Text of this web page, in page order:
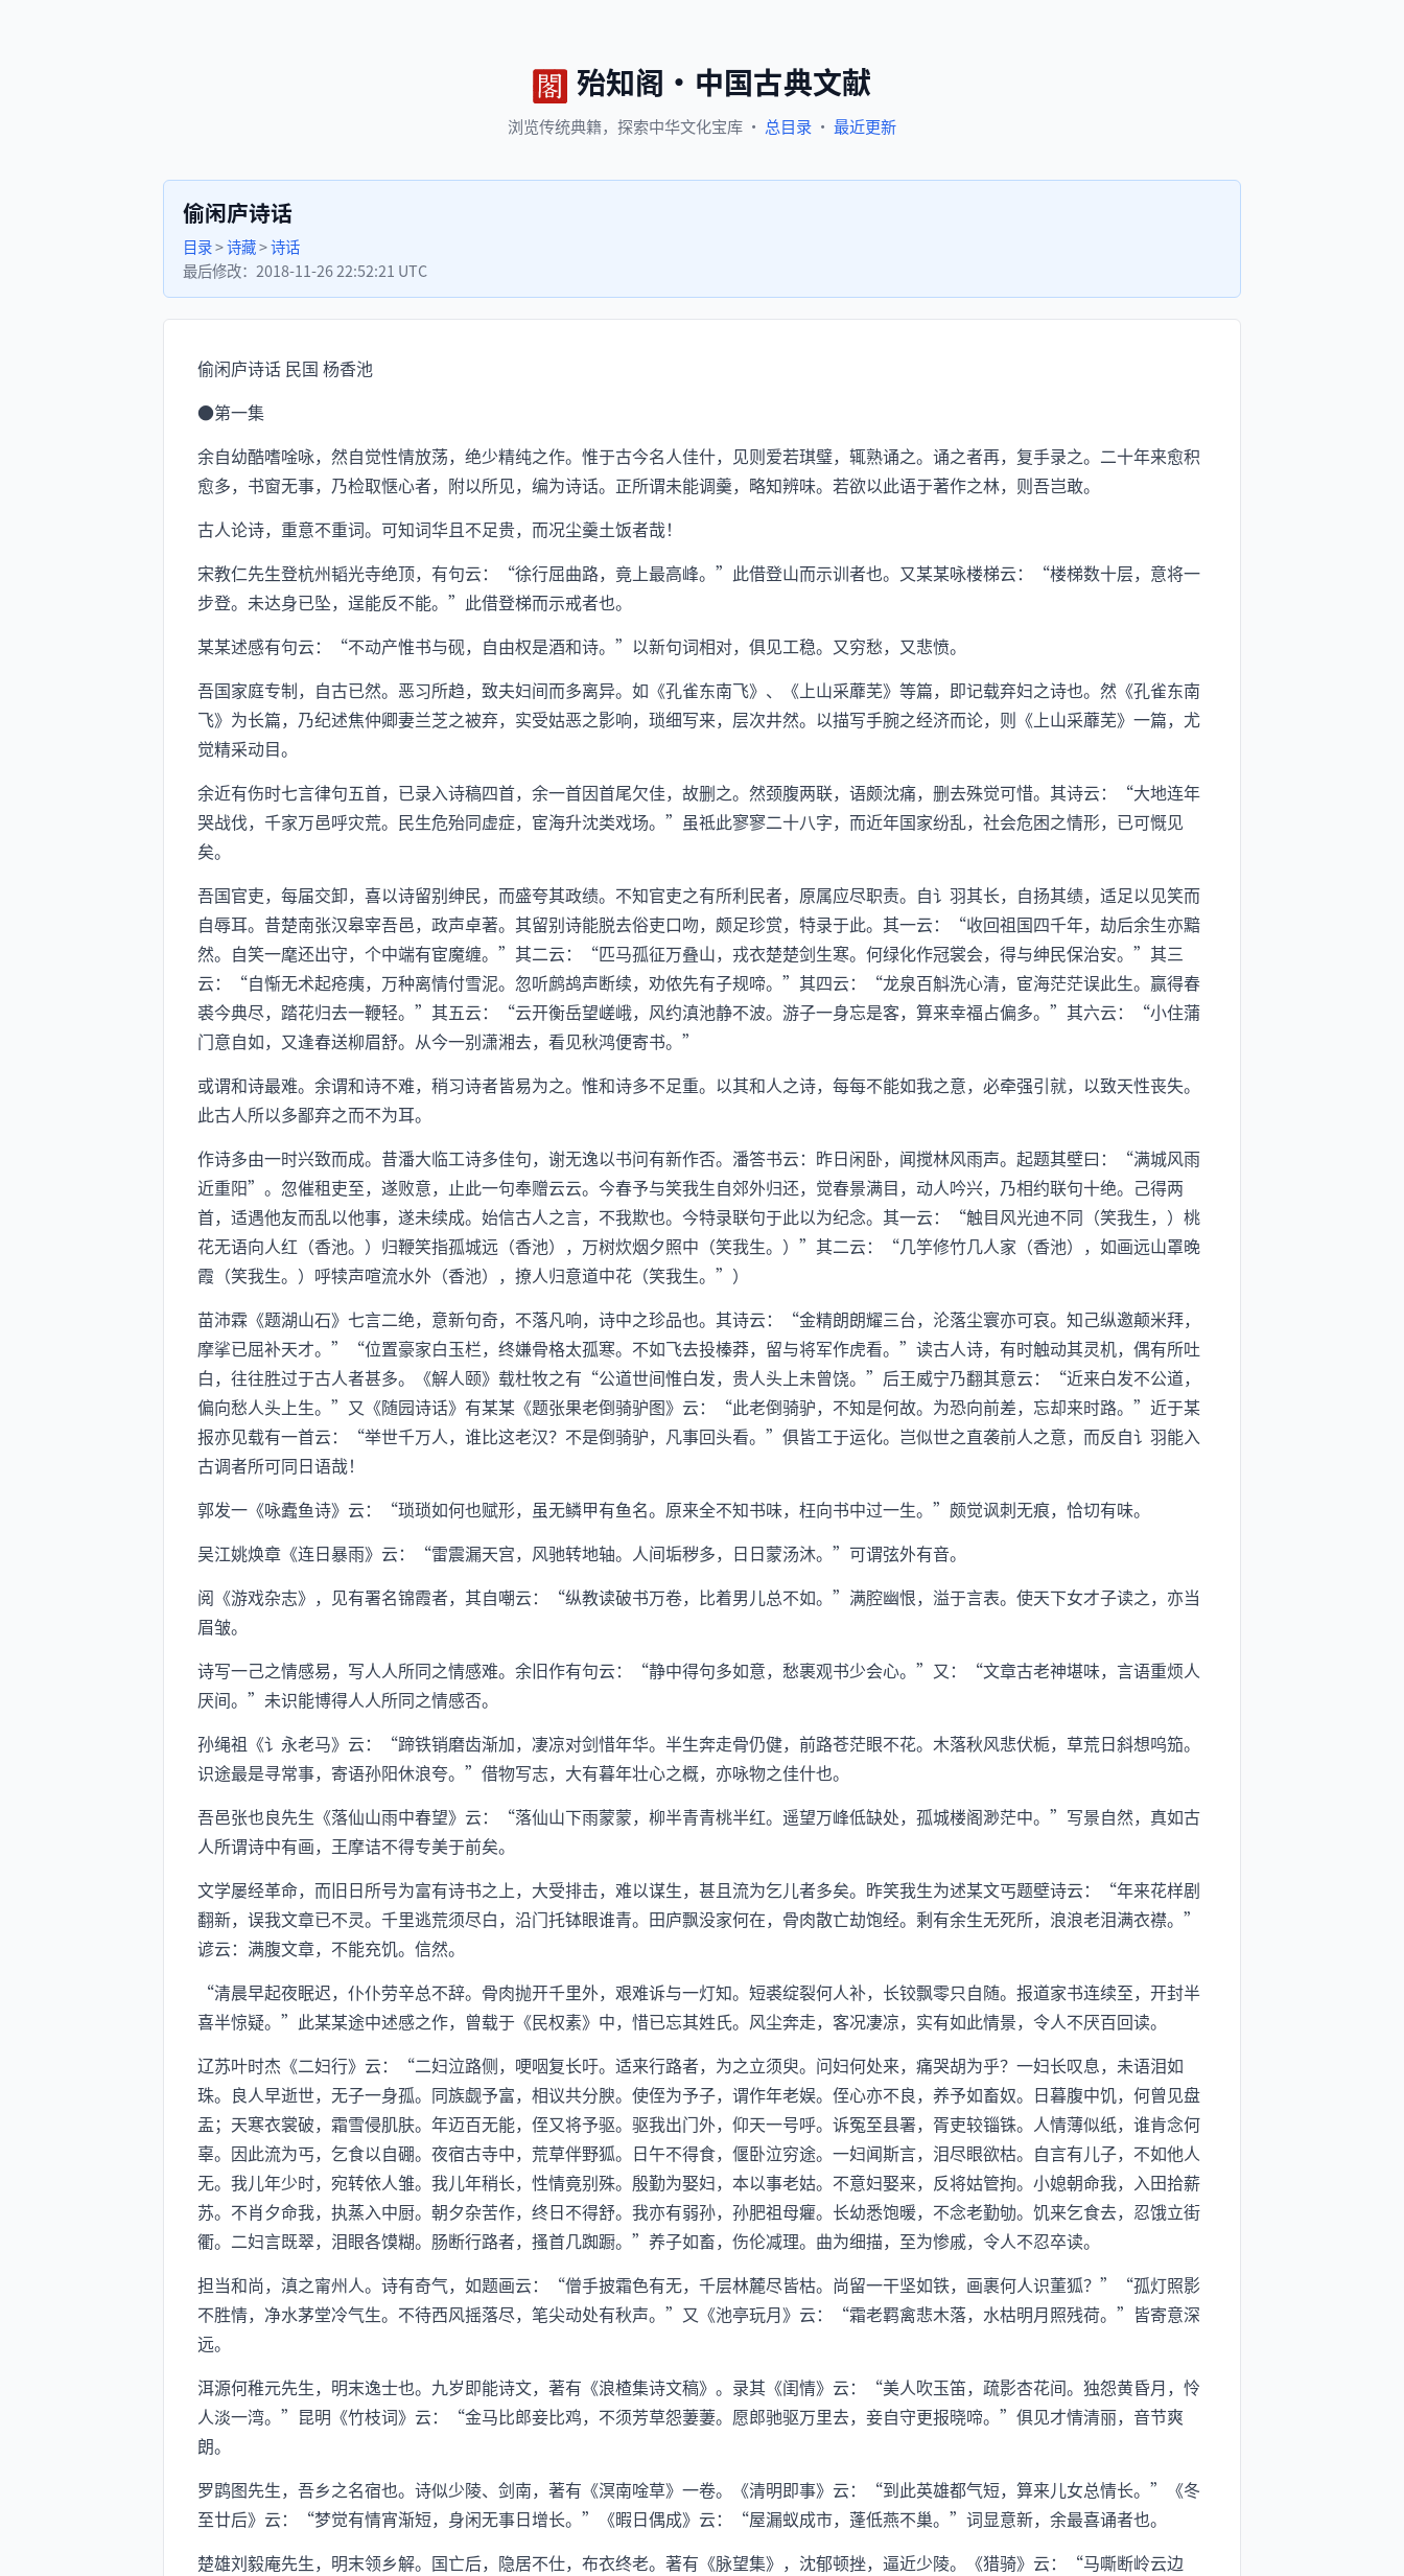
殆知阁 · 中国古典文献
浏览传统典籍， 探索中华文化宝库 · 总目录 · 最近更新
偷闲庐诗话
目录>诗藏>诗话
最后修改： 2018-11-26 22:52:21 UTC
偷闲庐诗话 民国 杨香池
●第一集
余自幼酷嗜唫咏，然自觉性情放荡，绝少精纯之作。惟于古今名人佳什，见则爱若琪璧，辄熟诵之。诵之者再，复手录之。二十年来愈积
愈多，书窗无事，乃检取惬心者，附以所见，编为诗话。正所谓未能调羹，略知辨味。若欲以此语于著作之林，则吾岂敢。
古人论诗，重意不重词。可知词华且不足贵，而况尘羹土饭者哉！
宋教仁先生登杭州韬光寺绝顶，有句云：“徐行屈曲路，竟上最高峰。”此借登山而示训者也。又某某咏楼梯云：“楼梯数十层，意将一
步登。未达身已坠，逞能反不能。”此借登梯而示戒者也。
某某述感有句云：“不动产惟书与砚，自由权是酒和诗。”以新句词相对，俱见工稳。又穷愁，又悲愤。
吾国家庭专制，自古已然。恶习所趋，致夫妇间而多离异。如《孔雀东南飞》、《上山采蘼芜》等篇，即记载弃妇之诗也。然《孔雀东南
飞》为长篇，乃纪述焦仲卿妻兰芝之被弃，实受姑恶之影响，琐细写来，层次井然。以描写手腕之经济而论，则《上山采蘼芜》一篇，尤
觉精采动目。
余近有伤时七言律句五首，已录入诗稿四首，余一首因首尾欠佳，故删之。然颈腹两联，语颇沈痛，删去殊觉可惜。其诗云：“大地连年
哭战伐，千家万邑呼灾荒。民生危殆同虚症，宦海升沈类戏场。”虽祗此寥寥二十八字，而近年国家纷乱，社会危困之情形，已可慨见
矣。
吾国官吏，每届交卸，喜以诗留别绅民，而盛夸其政绩。不知官吏之有所利民者，原属应尽职责。自讠羽其长，自扬其绩，适足以见笑而
自辱耳。昔楚南张汉皋宰吾邑，政声卓著。其留别诗能脱去俗吏口吻，颇足珍赏，特录于此。其一云：“收回祖国四千年，劫后余生亦黯
然。自笑一麾还出守，个中端有宦魔缠。”其二云：“匹马孤征万叠山，戎衣楚楚剑生寒。何绿化作冠裳会，得与绅民保治安。”其三
云：“自惭无术起疮痍，万种离情付雪泥。忽听鹧鸪声断续，劝侬先有子规啼。”其四云：“龙泉百斛洗心清，宦海茫茫误此生。赢得春
裘今典尽，踏花归去一鞭轻。”其五云：“云开衡岳望嵯峨，风约滇池静不波。游子一身忘是客，算来幸福占偏多。”其六云：“小住蒲
门意自如，又逢春送柳眉舒。从今一别潇湘去，看见秋鸿便寄书。”
或谓和诗最难。余谓和诗不难，稍习诗者皆易为之。惟和诗多不足重。以其和人之诗，每每不能如我之意，必牵强引就，以致天性丧失。
此古人所以多鄙弃之而不为耳。
作诗多由一时兴致而成。昔潘大临工诗多佳句，谢无逸以书问有新作否。潘答书云：昨日闲卧，闻搅林风雨声。起题其壁曰：“满城风雨
近重阳”。忽催租吏至，遂败意，止此一句奉赠云云。今春予与笑我生自郊外归还，觉春景满目，动人吟兴，乃相约联句十绝。己得两
首，适遇他友而乱以他事，遂未续成。始信古人之言，不我欺也。今特录联句于此以为纪念。其一云：“触目风光迪不同（笑我生，）桃
花无语向人红（香池。）归鞭笑指孤城远（香池），万树炊烟夕照中（笑我生。）”其二云：“几竽修竹几人家（香池），如画远山罩晚
霞（笑我生。）呼犊声喧流水外（香池），撩人归意道中花（笑我生。”）
苗沛霖《题湖山石》七言二绝，意新句奇，不落凡响，诗中之珍品也。其诗云：“金精朗朗耀三台，沦落尘寰亦可哀。知己纵邀颠米拜，
摩挲已屈补天才。”“位置豪家白玉栏，终嫌骨格太孤寒。不如飞去投榛莽，留与将军作虎看。”读古人诗，有时触动其灵机，偶有所吐
白，往往胜过于古人者甚多。《解人颐》载杜牧之有“公道世间惟白发，贵人头上未曾饶。”后王威宁乃翻其意云：“近来白发不公道，
偏向愁人头上生。”又《随园诗话》有某某《题张果老倒骑驴图》云：“此老倒骑驴，不知是何故。为恐向前差，忘却来时路。”近于某
报亦见载有一首云：“举世千万人，谁比这老汉？不是倒骑驴，凡事回头看。”俱皆工于运化。岂似世之直袭前人之意，而反自讠羽能入
古调者所可同日语哉！
郭发一《咏蠹鱼诗》云：“琐琐如何也赋形，虽无鳞甲有鱼名。原来全不知书味，枉向书中过一生。”颇觉讽刺无痕，恰切有味。
吴江姚焕章《连日暴雨》云：“雷震漏天宫，风驰转地轴。人间垢秽多，日日蒙汤沐。”可谓弦外有音。
阅《游戏杂志》，见有署名锦霞者，其自嘲云：“纵教读破书万卷，比着男儿总不如。”满腔幽恨，溢于言表。使天下女才子读之，亦当
眉皱。
诗写一己之情感易，写人人所同之情感难。余旧作有句云：“静中得句多如意，愁裹观书少会心。”又：“文章古老神堪味，言语重烦人
厌间。”未识能博得人人所同之情感否。
孙绳祖《讠永老马》云：“蹄铁销磨齿渐加，凄凉对剑惜年华。半生奔走骨仍健，前路苍茫眼不花。木落秋风悲伏栀，草荒日斜想呜笳。
识途最是寻常事，寄语孙阳休浪夸。”借物写志，大有暮年壮心之概，亦咏物之佳什也。
吾邑张也良先生《落仙山雨中春望》云：“落仙山下雨蒙蒙，柳半青青桃半红。遥望万峰低缺处，孤城楼阁渺茫中。”写景自然，真如古
人所谓诗中有画，王摩诘不得专美于前矣。
文学屡经革命，而旧日所号为富有诗书之上，大受排击，难以谋生，甚且流为乞儿者多矣。昨笑我生为述某文丐题壁诗云：“年来花样剧
翻新，误我文章已不灵。千里逃荒须尽白，沿门托钵眼谁青。田庐飘没家何在，骨肉散亡劫饱经。剩有余生无死所，浪浪老泪满衣襟。”
谚云：满腹文章，不能充饥。信然。
“清晨早起夜眠迟，仆仆劳辛总不辞。骨肉抛开千里外，艰难诉与一灯知。短裘绽裂何人补，长铰飘零只自随。报道家书连续至，开封半
喜半惊疑。”此某某途中述感之作，曾载于《民权素》中，惜已忘其姓氏。风尘奔走，客况凄凉，实有如此情景，令人不厌百回读。
辽苏叶时杰《二妇行》云：“二妇泣路侧，哽咽复长吁。适来行路者，为之立须臾。问妇何处来，痛哭胡为乎？一妇长叹息，未语泪如
珠。良人早逝世，无子一身孤。同族觑予富，相议共分腴。使侄为予子，谓作年老娱。侄心亦不良，养予如畜奴。日暮腹中饥，何曾见盘
盂；天寒衣裳破，霜雪侵肌肤。年迈百无能，侄又将予驱。驱我出门外，仰天一号呼。诉冤至县署，胥吏较锱铢。人情薄似纸，谁肯念何
辜。因此流为丐，乞食以自硼。夜宿古寺中，荒草伴野狐。日午不得食，偃卧泣穷途。一妇闻斯言，泪尽眼欲枯。自言有儿子，不如他人
无。我儿年少时，宛转依人雏。我儿年稍长，性情竟别殊。殷勤为娶妇，本以事老姑。不意妇娶来，反将姑管拘。小媳朝命我，入田拾薪
苏。不肖夕命我，执蒸入中厨。朝夕杂苦作，终日不得舒。我亦有弱孙，孙肥祖母癯。长幼悉饱暖，不念老勤劬。饥来乞食去，忍饿立街
衢。二妇言既翠，泪眼各馍糊。肠断行路者，搔首几踟蹰。”养子如畜，伤伦减理。曲为细描，至为惨戚，令人不忍卒读。
担当和尚，滇之甯州人。诗有奇气，如题画云：“僧手披霜色有无，千层林麓尽皆枯。尚留一干坚如铁，画裹何人识董狐？”“孤灯照影
不胜情，净水茅堂冷气生。不待西风摇落尽，笔尖动处有秋声。”又《池亭玩月》云：“霜老羁禽悲木落，水枯明月照残荷。”皆寄意深
远。
洱源何稚元先生，明末逸士也。九岁即能诗文，著有《浪楂集诗文稿》。录其《闺情》云：“美人吹玉笛，疏影杏花间。独怨黄昏月，怜
人淡一湾。”昆明《竹枝词》云：“金马比郎妾比鸡，不须芳草怨萋萋。愿郎驰驱万里去，妾自守更报晓啼。”俱见才情清丽，音节爽
朗。
罗鹍图先生，吾乡之名宿也。诗似少陵、剑南，著有《溟南唫草》一卷。《清明即事》云：“到此英雄都气短，算来儿女总情长。”《冬
至廿后》云：“梦觉有情宵渐短，身闲无事日增长。”《暇日偶成》云：“屋漏蚁成市，蓬低燕不巢。”词显意新，余最喜诵者也。
楚雄刘毅庵先生，明末领乡解。国亡后，隐居不仕，布衣终老。著有《脉望集》，沈郁顿挫，逼近少陵。《猎骑》云：“马嘶断岭云边